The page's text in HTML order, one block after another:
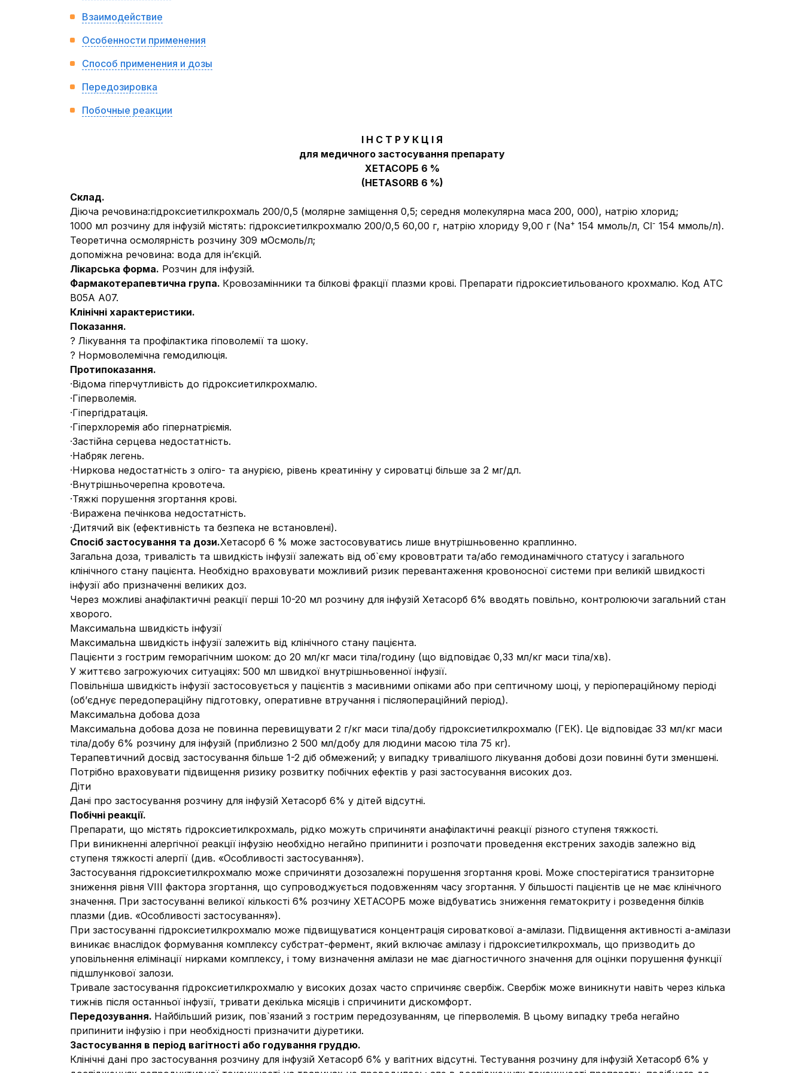
Взаимодействие
Особенности применения
Способ применения и дозы
Передозировка
Побочные реакции
І Н С Т Р У К Ц І Я
для медичного застосування препарату
ХЕТАСОРБ 6 %
(HETASORB 6 %)
Склад.
Діюча речовина:гідроксиетилкрохмаль 200/0,5 (молярне заміщення 0,5; середня молекулярна маса 200, 000), натрію хлорид;
1000 мл розчину для інфузій містять: гідроксиетилкрохмалю 200/0,5 60,00 г, натрію хлориду 9,00 г (Na+ 154 ммоль/л, Cl- 154 ммоль/л).
Теоретична осмолярність розчину 309 мОсмоль/л;
допоміжна речовина: вода для ін’єкцій.
Лікарська форма. Розчин для інфузій.
Фармакотерапевтична група. Кровозамінники та білкові фракції плазми крові. Препарати гідроксиетильованого крохмалю. Код АТС
В05А А07.
Клінічні характеристики.
Показання.
? Лікування та профілактика гіповолемії та шоку.
? Нормоволемічна гемодилюція.
Протипоказання.
·Відома гіперчутливість до гідроксиетилкрохмалю.
·Гіперволемія.
·Гіпергідратація.
·Гіперхлоремія або гіпернатріємія.
·Застійна серцева недостатність.
·Набряк легень.
·Ниркова недостатність з оліго- та анурією, рівень креатиніну у сироватці більше за 2 мг/дл.
·Внутрішньочерепна кровотеча.
·Тяжкі порушення згортання крові.
·Виражена печінкова недостатність.
·Дитячий вік (ефективність та безпека не встановлені).
Спосіб застосування та дози.Хетасорб 6 % може застосовуватись лише внутрішньовенно краплинно.
Загальна доза, тривалість та швидкість інфузії залежать від об`єму крововтрати та/або гемодинамічного статусу і загального
клінічного стану пацієнта. Необхідно враховувати можливий ризик перевантаження кровоносної системи при великій швидкості
інфузії або призначенні великих доз.
Через можливі анафілактичні реакції перші 10-20 мл розчину для інфузій Хетасорб 6% вводять повільно, контролюючи загальний стан
хворого.
Максимальна швидкість інфузії
Максимальна швидкість інфузії залежить від клінічного стану пацієнта.
Пацієнти з гострим геморагічним шоком: до 20 мл/кг маси тіла/годину (що відповідає 0,33 мл/кг маси тіла/хв).
У життєво загрожуючих ситуаціях: 500 мл швидкої внутрішньовенної інфузії.
Повільніша швидкість інфузії застосовується у пацієнтів з масивними опіками або при септичному шоці, у періопераційному періоді
(об’єднує передопераційну підготовку, оперативне втручання і післяопераційний період).
Максимальна добова доза
Максимальна добова доза не повинна перевищувати 2 г/кг маси тіла/добу гідроксиетилкрохмалю (ГЕК). Це відповідає 33 мл/кг маси
тіла/добу 6% розчину для інфузій (приблизно 2 500 мл/добу для людини масою тіла 75 кг).
Терапевтичний досвід застосування більше 1-2 діб обмежений; у випадку тривалішого лікування добові дози повинні бути зменшені.
Потрібно враховувати підвищення ризику розвитку побічних ефектів у разі застосування високих доз.
Діти
Дані про застосування розчину для інфузій Хетасорб 6% у дітей відсутні.
Побічні реакції.
Препарати, що містять гідроксиетилкрохмаль, рідко можуть спричиняти анафілактичні реакції різного ступеня тяжкості.
При виникненні алергічної реакції інфузію необхідно негайно припинити і розпочати проведення екстрених заходів залежно від
ступеня тяжкості алергії (див. «Особливості застосування»).
Застосування гідроксиетилкрохмалю може спричиняти дозозалежні порушення згортання крові. Може спостерігатися транзиторне
зниження рівня VIII фактора згортання, що супроводжується подовженням часу згортання. У більшості пацієнтів це не має клінічного
значення. При застосуванні великої кількості 6% розчину ХЕТАСОРБ може відбуватись зниження гематокриту і розведення білків
плазми (див. «Особливості застосування»).
При застосуванні гідроксиетилкрохмалю може підвищуватися концентрація сироваткової a-амілази. Підвищення активності a-амілази
виникає внаслідок формування комплексу субстрат-фермент, який включає амілазу і гідроксиетилкрохмаль, що призводить до
уповільнення елімінації нирками комплексу, і тому визначення амілази не має діагностичного значення для оцінки порушення функції
підшлункової залози.
Тривале застосування гідроксиетилкрохмалю у високих дозах часто спричиняє свербіж. Свербіж може виникнути навіть через кілька
тижнів після останньої інфузії, тривати декілька місяців і спричинити дискомфорт.
Передозування. Найбільший ризик, пов`язаний з гострим передозуванням, це гіперволемія. В цьому випадку треба негайно
припинити інфузію і при необхідності призначити діуретики.
Застосування в період вагітності або годування груддю.
Клінічні дані про застосування розчину для інфузій Хетасорб 6% у вагітних відсутні. Тестування розчину для інфузій Хетасорб 6% у